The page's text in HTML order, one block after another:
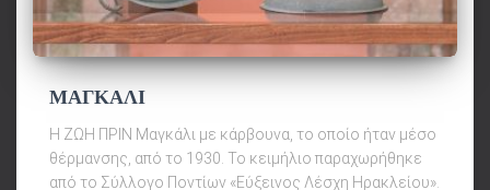
ΜΑΓΚΑΛΙ
Η ΖΩΗ ΠΡΙΝ Μαγκάλι με κάρβουνα, το οποίο ήταν μέσο
θέρμανσης, από το 1930. Το κειμήλιο παραχωρήθηκε
από το Σύλλογο Ποντίων «Εύξεινος Λέσχη Ηρακλείου».